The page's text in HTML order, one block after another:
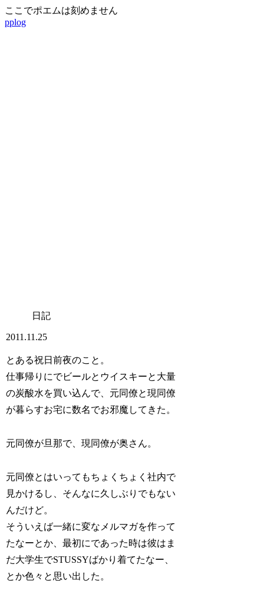
ここでポエムは刻めません
pplog
日記
2011.11.25
とある祝日前夜のこと。
仕事帰りにでビールとウイスキーと大量
の炭酸水を買い込んで、元同僚と現同僚
が暮らすお宅に数名でお邪魔してきた。
元同僚が旦那で、現同僚が奥さん。
元同僚とはいってもちょくちょく社内で
見かけるし、そんなに久しぶりでもない
んだけど。
そういえば一緒に変なメルマガを作って
たなーとか、最初にであった時は彼はま
だ大学生でSTUSSYばかり着てたなー、
とか色々と思い出した。